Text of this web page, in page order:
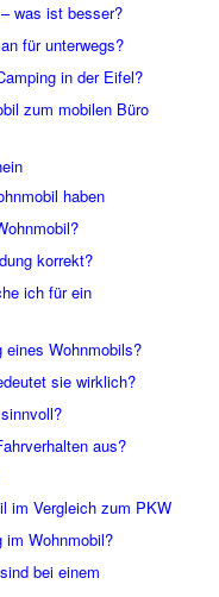
was ist besser?
für unterwegs?
in der Eifel?
zum mobilen Büro
haben
korrekt?
ich für ein
eines Wohnmobils?
sie wirklich?
aus?
im Vergleich zum PKW
im Wohnmobil?
bei einem